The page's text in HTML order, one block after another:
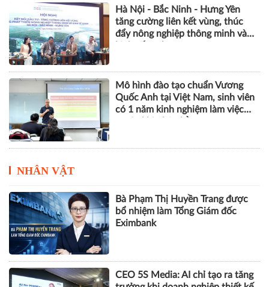
Khởi động dự án SMS-MP, góp
phần bảo vệ tầng ozone và giảm
phát thải khí nhà kính
Hà Nội - Bắc Ninh - Hưng Yên
tăng cường liên kết vùng, thúc
đẩy nông nghiệp thông minh và
trước khi nhận bằng
NHÂN VẬT
Bà Phạm Thị Huyền Trang được